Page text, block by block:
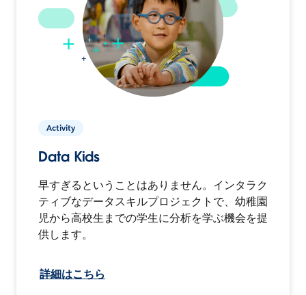
Activity
Data Kids
早すぎるということはありません。インタラク
ティブなデータスキルプロジェクトで、幼稚園
児から高校生までの学生に分析を学ぶ機会を提
供します。
詳細はこちら